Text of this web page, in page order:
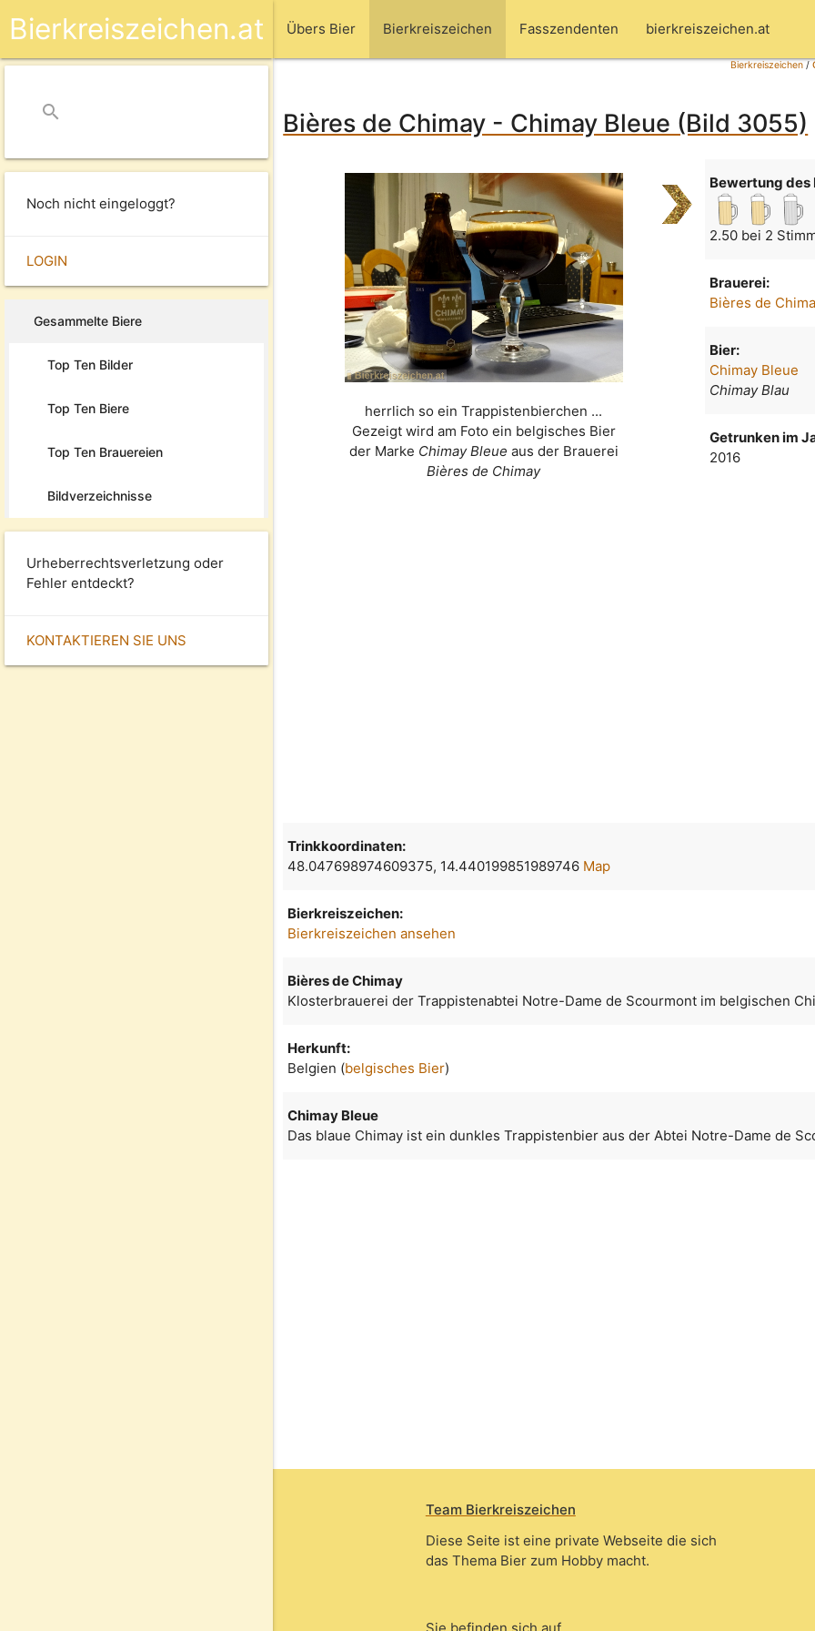
Übers Bier Bierkreiszeichen Fasszendenten bierkreiszeichen.at
Bierkreiszeichen.at
search
Noch nicht eingeloggt?
LOGIN
Gesammelte Biere
Top Ten Bilder
Top Ten Biere
Top Ten Brauereien
Bildverzeichnisse
Urheberrechtsverletzung oder
Fehler entdeckt?
KONTAKTIEREN SIE UNS
Bierkreiszeichen/
Bières de Chimay - Chimay Bleue (Bild 3055)
herrlich so ein Trappistenbierchen ...
Gezeigt wird am Foto ein belgisches Bier
der Marke Chimay Bleue aus der Brauerei
Bières de Chimay
Bewertung des
2.50 bei 2
Brauerei:
Bières de
Bier:
Chimay Bleue
Chimay Blau
Getrunken im
2016
Trinkkoordinaten:
48.047698974609375, 14.440199851989746 Map
Bierkreiszeichen:
Bierkreiszeichen ansehen
Bières de Chimay
Klosterbrauerei der Trappistenabtei Notre-Dame de Scourmont im belgischen
Herkunft:
Belgien (belgisches Bier)
Chimay Bleue
Das blaue Chimay ist ein dunkles Trappistenbier aus der Abtei Notre-Dame de
Team Bierkreiszeichen
Diese Seite ist eine private Webseite die sich
das Thema Bier zum Hobby macht.
Sie befinden sich auf